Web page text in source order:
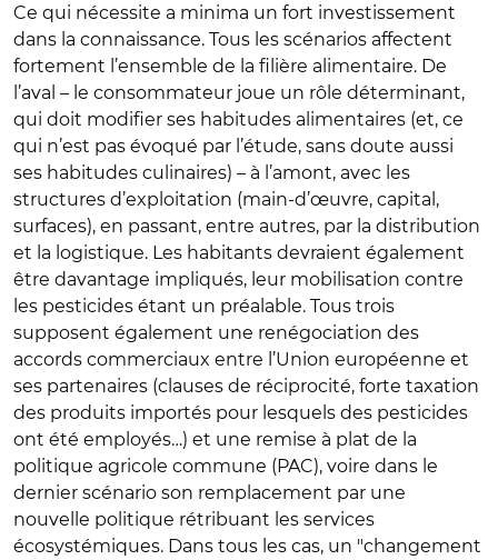
Ce qui nécessite a minima un fort investissement
dans la connaissance. Tous les scénarios affectent
fortement l’ensemble de la filière alimentaire. De
l’aval – le consommateur joue un rôle déterminant,
qui doit modifier ses habitudes alimentaires (et, ce
qui n’est pas évoqué par l’étude, sans doute aussi
ses habitudes culinaires) – à l’amont, avec les
structures d’exploitation (main-d’œuvre, capital,
surfaces), en passant, entre autres, par la distribution
et la logistique. Les habitants devraient également
être davantage impliqués, leur mobilisation contre
les pesticides étant un préalable. Tous trois
supposent également une renégociation des
accords commerciaux entre l’Union européenne et
ses partenaires (clauses de réciprocité, forte taxation
des produits importés pour lesquels des pesticides
ont été employés…) et une remise à plat de la
politique agricole commune (PAC), voire dans le
dernier scénario son remplacement par une
nouvelle politique rétribuant les services
écosystémiques. Dans tous les cas, un "changement